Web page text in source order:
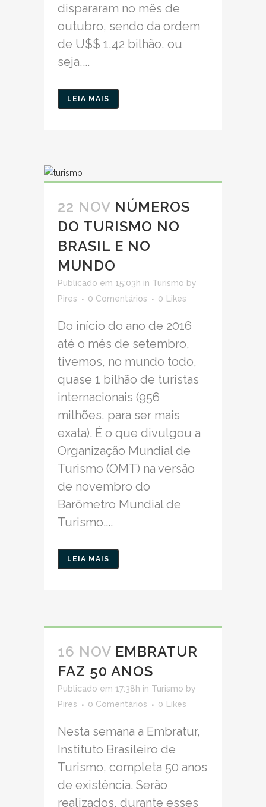
dispararam no mês de
outubro, sendo da ordem
de U$$ 1,42 bilhão, ou
seja,...
LEIA MAIS
22 NOV NÚMEROS
DO TURISMO NO
BRASIL E NO
MUNDO
Publicado em 15:03h in Turismo by
Pires
0 Comentários 0 Likes
Do início do ano de 2016
até o mês de setembro,
tivemos, no mundo todo,
quase 1 bilhão de turistas
internacionais (956
milhões, para ser mais
exata). É o que divulgou a
Organização Mundial de
Turismo (OMT) na versão
de novembro do
Barômetro Mundial de
Turismo....
LEIA MAIS
16 NOV EMBRATUR
FAZ 50 ANOS
Publicado em 17:38h in Turismo by
Pires
0 Comentários 0 Likes
Nesta semana a Embratur,
Instituto Brasileiro de
Turismo, completa 50 anos
de existência. Serão
realizados, durante esses